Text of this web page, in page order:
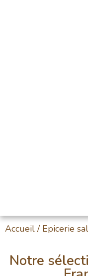
Accueil/ Epicerie
Notre